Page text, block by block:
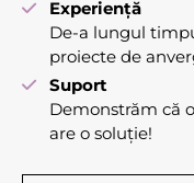
Experiență
De-a lungul
proiecte de
Suport
Demonstrăm că
are o soluție!